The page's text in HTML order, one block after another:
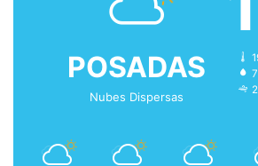
POSADAS
Nubes Dispersas